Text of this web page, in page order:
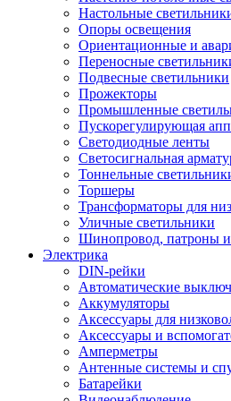
Настольные
Опоры освещения
Ориентационные и
Переносные
Подвесные светильники
Прожекторы
Промышленные
Пускорегулирующая
Светодиодные ленты
Светосигнальная
Тоннельные
Торшеры
Трансформаторы для
Уличные светильники
Шинопровод, патроны и
Электрика
DIN-рейки
Автоматические
Аккумуляторы
Аксессуары для
Аксессуары и
Амперметры
Антенные системы и
Батарейки